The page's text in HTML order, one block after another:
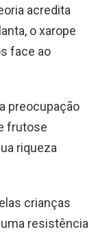
acredita
o xarope
face ao
preocupação
frutose
riqueza
crianças
resistência